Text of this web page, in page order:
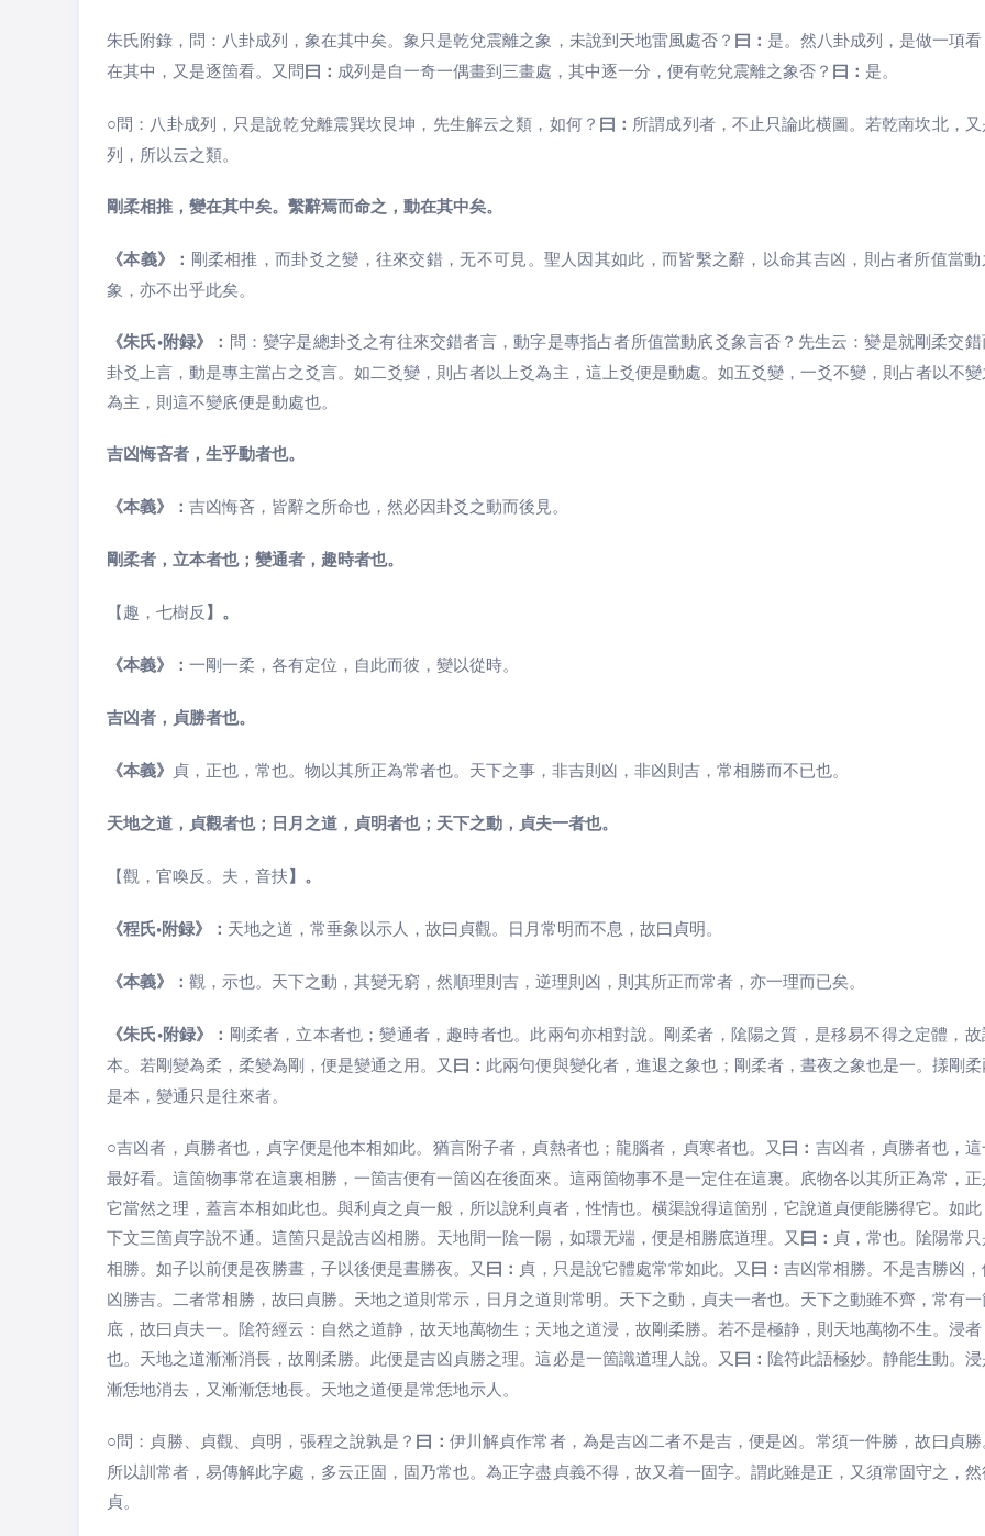
朱氏附錄，問：八卦成列，象在其中矣。象只是乾兌震離之象，未說到天地雷風處否？ 曰： 是。然八卦成列，是做一項
在其中，又是逐箇看。又問曰： 成列是自一奇一偶畫到三畫處，其中逐一分，便有乾兌震離之象否？ 曰： 是。
○問：八卦成列，只是說乾兌離震巽坎艮坤，先生解云之類，如何？ 曰： 所謂成列者，不止只論此横圖。若乾南坎北，
列，所以云之類。
剛柔相推，變在其中矣。繫辭焉而命之，動在其中矣。
《本義》： 剛柔相推，而卦爻之變，往來交錯，无不可見。聖人因其如此，而皆繫之辭，以命其吉凶，則占者所值當
象，亦不出乎此矣。
《朱氏•附録》： 問：變字是總卦爻之有往來交錯者言，動字是專指占者所值當動㡳爻象言否？先生云：變是就剛柔交
卦爻上言，動是專主當占之爻言。如二爻變，則占者以上爻為主，這上爻便是動處。如五爻變，一爻不變，則占者以不
為主，則這不變㡳便是動處也。
吉凶悔吝者，生乎動者也。
《本義》： 吉凶悔吝，皆辭之所命也，然必因卦爻之動而後見。
剛柔者，立本者也；變通者，趣時者也。
【趣，七樹反】。
《本義》： 一剛一柔，各有定位，自此而彼，變以從時。
吉凶者，貞勝者也。
《本義》 貞，正也，常也。物以其所正為常者也。天下之事，非吉則凶，非凶則吉，常相勝而不已也。
天地之道，貞觀者也；日月之道，貞明者也；天下之動，貞夫一者也。
【觀，官喚反。夫，音扶】。
《程氏•附録》： 天地之道，常垂象以示人，故曰貞觀。日月常明而不息，故曰貞明。
《本義》： 觀，示也。天下之動，其變无窮，然順理則吉，逆理則凶，則其所正而常者，亦一理而已矣。
《朱氏•附録》： 剛柔者，立本者也；變通者，趣時者也。此兩句亦相對說。剛柔者，隂陽之質，是移易不得之定體，
本。若剛變為柔，柔變為剛，便是變通之用。又曰： 此兩句便與變化者，進退之象也；剛柔者，晝夜之象也是一。㨾剛
是本，變通只是往來者。
○吉凶者，貞勝者也，貞字便是他本相如此。猶言附子者，貞熱者也；龍腦者，貞寒者也。又曰： 吉凶者，貞勝者也，
最好看。這箇物事常在這裏相勝，一箇吉便有一箇凶在後面來。這兩箇物事不是一定住在這裏。㡳物各以其所正為常，
它當然之理，蓋言本相如此也。與利貞之貞一般，所以說利貞者，性情也。横渠說得這箇别，它說道貞便能勝得它。如
下文三箇貞字說不通。這箇只是說吉凶相勝。天地間一隂一陽，如環无端，便是相勝底道理。又曰： 貞，常也。隂陽常
相勝。如子以前便是夜勝晝，子以後便是晝勝夜。又曰： 貞，只是說它體處常常如此。又曰： 吉凶常相勝。不是吉勝凶
凶勝吉。二者常相勝，故曰貞勝。天地之道則常示，日月之道則常明。天下之動，貞夫一者也。天下之動雖不齊，常有
底，故曰貞夫一。隂符經云：自然之道静，故天地萬物生；天地之道浸，故剛柔勝。若不是極静，則天地萬物不生。浸
也。天地之道漸漸消長，故剛柔勝。此便是吉凶貞勝之理。這必是一箇識道理人說。又曰： 隂符此語極妙。静能生動。
漸恁地消去，又漸漸恁地長。天地之道便是常恁地示人。
○問：貞勝、貞觀、貞明，張程之說孰是？ 曰： 伊川解貞作常者，為是吉凶二者不是吉，便是凶。常須一件勝，故曰貞
所以訓常者，易傳解此字處，多云正固，固乃常也。為正字盡貞義不得，故又着一固字。謂此雖是正，又須常固守之，
貞。